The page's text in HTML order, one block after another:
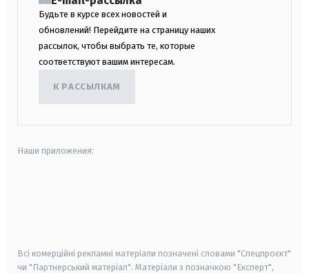
Будьте в курсе всех новостей и
обновлений! Перейдите на страницу наших
рассылок, чтобы выбрать те, которые
соответствуют вашим интересам.
К РАССЫЛКАМ
Наши приложения:
Всі комерційні рекламні матеріали позначені словами "Спецпроєкт"
чи "Партнерський матеріал". Матеріали з позначкою "Експерт",